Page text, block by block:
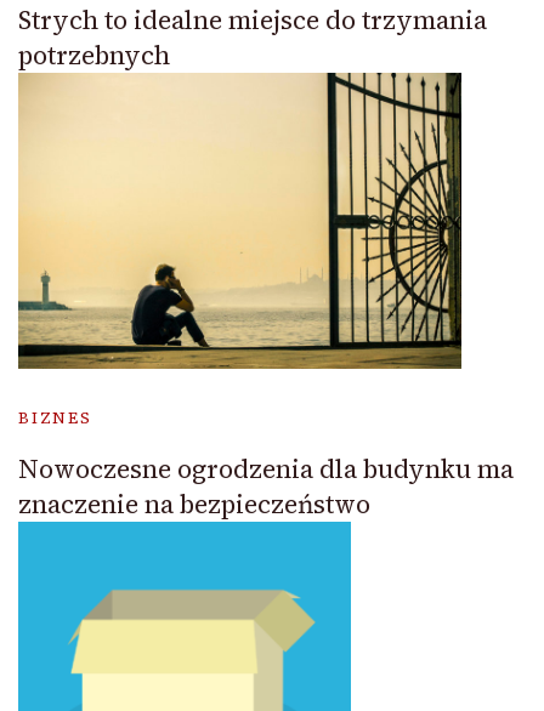
Strych to idealne miejsce do trzymania
potrzebnych
BIZNES
Nowoczesne ogrodzenia dla budynku ma
znaczenie na bezpieczeństwo